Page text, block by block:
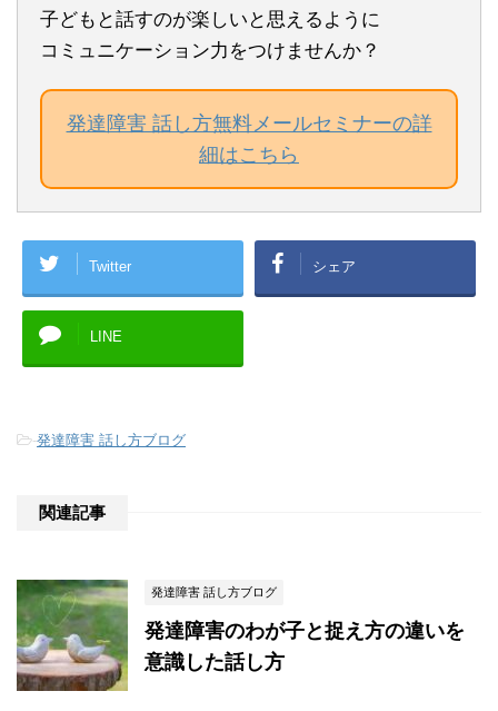
子どもと話すのが楽しいと思えるように
コミュニケーション力をつけませんか？
発達障害 話し方無料メールセミナーの詳
細はこちら
Twitter シェア
LINE
-発達障害 話し方ブログ
関連記事
発達障害 話し方ブログ
発達障害のわが子と捉え方の違いを
意識した話し方